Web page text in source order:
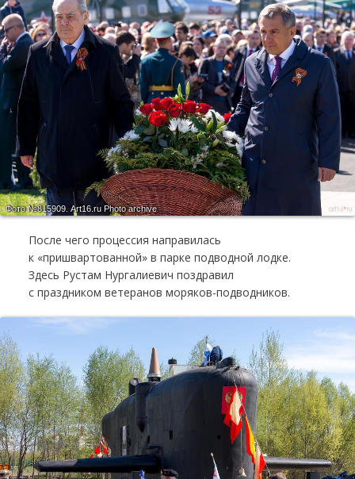
Фото №815909. Art16.ru Photo archive
После чего процессия направилась
к «пришвартованной» в парке подводной лодке.
Здесь Рустам Нургалиевич поздравил
с праздником ветеранов моряков-подводников.